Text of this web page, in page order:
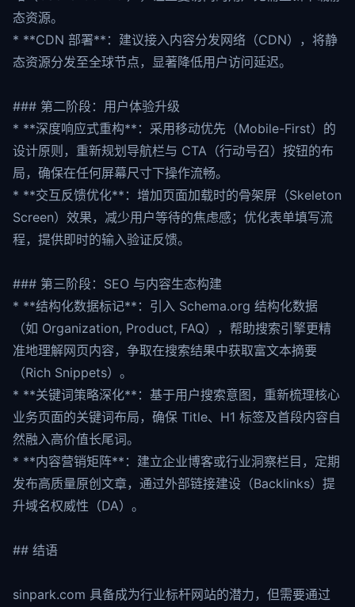
态资源。
* **CDN 部署**：建议接入内容分发网络（CDN），将静
态资源分发至全球节点，显著降低用户访问延迟。
### 第二阶段：用户体验升级
* **深度响应式重构**：采用移动优先（Mobile-First）的
设计原则，重新规划导航栏与 CTA（行动号召）按钮的布
局，确保在任何屏幕尺寸下操作流畅。
* **交互反馈优化**：增加页面加载时的骨架屏（Skeleton
Screen）效果，减少用户等待的焦虑感；优化表单填写流
程，提供即时的输入验证反馈。
### 第三阶段：SEO 与内容生态构建
* **结构化数据标记**：引入 Schema.org 结构化数据
（如 Organization, Product, FAQ），帮助搜索引擎更精
准地理解网页内容，争取在搜索结果中获取富文本摘要
（Rich Snippets）。
* **关键词策略深化**：基于用户搜索意图，重新梳理核心
业务页面的关键词布局，确保 Title、H1 标签及首段内容自
然融入高价值长尾词。
* **内容营销矩阵**：建立企业博客或行业洞察栏目，定期
发布高质量原创文章，通过外部链接建设（Backlinks）提
升域名权威性（DA）。
## 结语
sinpark.com 具备成为行业标杆网站的潜力，但需要通过